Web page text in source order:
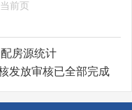
前页
房源统计
发放审核已全部完成